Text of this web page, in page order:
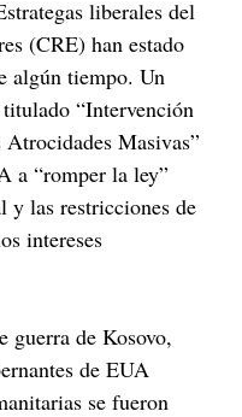
liberales del
(CRE) han estado
algún tiempo. Un
“Intervención
Masivas”
a “romper la ley”
y las restricciones de
intereses
guerra de Kosovo,
de EUA
se fueron